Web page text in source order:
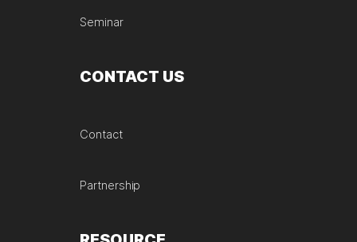
Seminar
CONTACT US
Contact
Partnership